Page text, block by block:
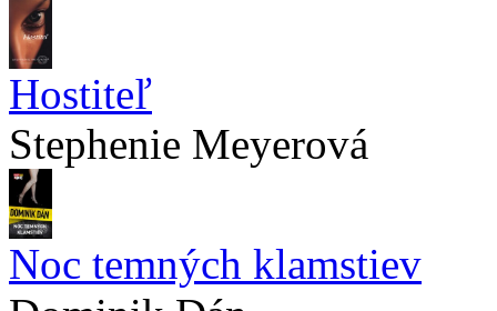
Hostiteľ
Stephenie Meyerová
Noc temných klamstiev